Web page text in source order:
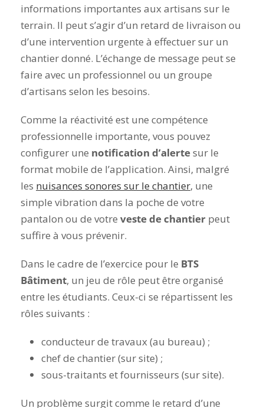
informations importantes aux artisans sur le
terrain. Il peut s’agir d’un retard de livraison ou
d’une intervention urgente à effectuer sur un
chantier donné. L’échange de message peut se
faire avec un professionnel ou un groupe
d’artisans selon les besoins.
Comme la réactivité est une compétence
professionnelle importante, vous pouvez
configurer une notification d’alertesur le
format mobile de l’application. Ainsi, malgré
les nuisances sonores sur le chantier, une
simple vibration dans la poche de votre
pantalon ou de votre veste de chantier peut
suffire à vous prévenir.
Dans le cadre de l’exercice pour le BTS
Bâtiment, un jeu de rôle peut être organisé
entre les étudiants. Ceux-ci se répartissent les
rôles suivants :
conducteur de travaux (au bureau) ;
chef de chantier (sur site) ;
sous-traitants et fournisseurs (sur site).
Un problème surgit comme le retard d’une